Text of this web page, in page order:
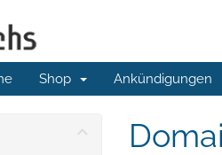
Shop Ankündigungen